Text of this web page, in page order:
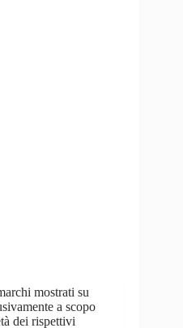
mostrati su
a scopo
dei rispettivi